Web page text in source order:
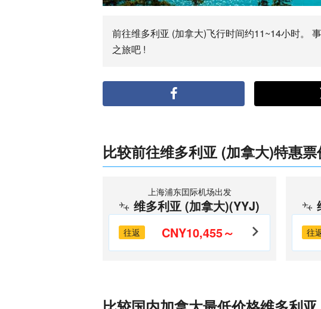
前往维多利亚 (加拿大)飞行时间约11~14小时。
之旅吧 !
比较前往维多利亚 (加拿大)特惠票
上海浦东囯际机场出发
维多利亚 (加拿大)(YYJ)
往返 CNY10,455～ 往